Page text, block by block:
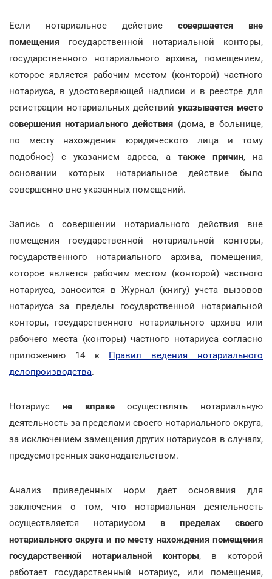
Если нотариальное действие совершается вне
помещения государственной нотариальной конторы,
государственного нотариального архива, помещением,
которое является рабочим местом (конторой) частного
нотариуса, в удостоверяющей надписи и в реестре для
регистрации нотариальных действий указывается место
совершения нотариального действия (дома, в больнице,
по месту нахождения юридического лица и тому
подобное) с указанием адреса, а также причин, на
основании которых нотариальное действие было
совершенно вне указанных помещений.
Запись о совершении нотариального действия вне
помещения государственной нотариальной конторы,
государственного нотариального архива, помещения,
которое является рабочим местом (конторой) частного
нотариуса, заносится в Журнал (книгу) учета вызовов
нотариуса за пределы государственной нотариальной
конторы, государственного нотариального архива или
рабочего места (конторы) частного нотариуса согласно
приложению 14 к Правил ведения нотариального
делопроизводства.
Нотариус не вправеосуществлять нотариальную
деятельность за пределами своего нотариального округа,
за исключением замещения других нотариусов в случаях,
предусмотренных законодательством.
Анализ приведенных норм дает основания для
заключения о том, что нотариальная деятельность
осуществляется нотариусом в пределах своего
нотариального округа и по месту нахождения помещения
государственной нотариальной конторы, в которой
работает государственный нотариус, или помещения,